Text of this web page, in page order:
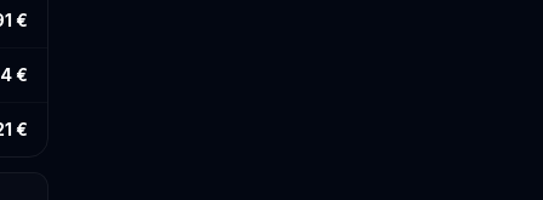
€
€
€